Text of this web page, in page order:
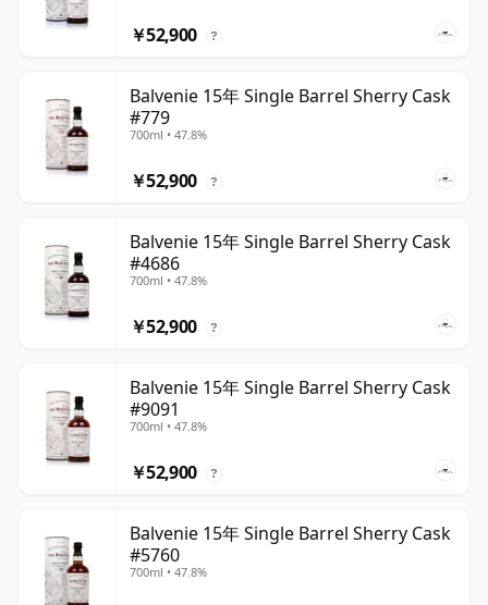
￥52,900 ?
Balvenie 15年 Single Barrel Sherry Cask
#779
700ml • 47.8%
￥52,900 ?
Balvenie 15年 Single Barrel Sherry Cask
#4686
700ml • 47.8%
￥52,900 ?
Balvenie 15年 Single Barrel Sherry Cask
#9091
700ml • 47.8%
￥52,900 ?
Balvenie 15年 Single Barrel Sherry Cask
#5760
700ml • 47.8%